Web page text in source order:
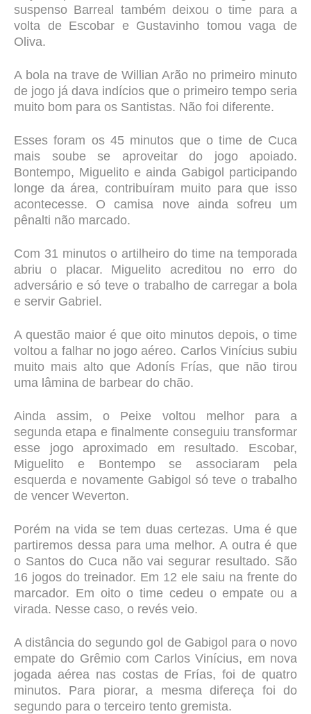
suspenso Barreal também deixou o time para a
volta de Escobar e Gustavinho tomou vaga de
Oliva.
A bola na trave de Willian Arão no primeiro minuto
de jogo já dava indícios que o primeiro tempo seria
muito bom para os Santistas. Não foi diferente.
Esses foram os 45 minutos que o time de Cuca
mais soube se aproveitar do jogo apoiado.
Bontempo, Miguelito e ainda Gabigol participando
longe da área, contribuíram muito para que isso
acontecesse. O camisa nove ainda sofreu um
pênalti não marcado.
Com 31 minutos o artilheiro do time na temporada
abriu o placar. Miguelito acreditou no erro do
adversário e só teve o trabalho de carregar a bola
e servir Gabriel.
A questão maior é que oito minutos depois, o time
voltou a falhar no jogo aéreo. Carlos Vinícius subiu
muito mais alto que Adonís Frías, que não tirou
uma lâmina de barbear do chão.
Ainda assim, o Peixe voltou melhor para a
segunda etapa e finalmente conseguiu transformar
esse jogo aproximado em resultado. Escobar,
Miguelito e Bontempo se associaram pela
esquerda e novamente Gabigol só teve o trabalho
de vencer Weverton.
Porém na vida se tem duas certezas. Uma é que
partiremos dessa para uma melhor. A outra é que
o Santos do Cuca não vai segurar resultado. São
16 jogos do treinador. Em 12 ele saiu na frente do
marcador. Em oito o time cedeu o empate ou a
virada. Nesse caso, o revés veio.
A distância do segundo gol de Gabigol para o novo
empate do Grêmio com Carlos Vinícius, em nova
jogada aérea nas costas de Frías, foi de quatro
minutos. Para piorar, a mesma difereça foi do
segundo para o terceiro tento gremista.